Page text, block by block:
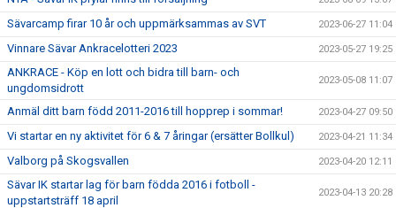
Sävarcamp firar 10 år och uppmärksammas av SVT 2023-06-27 11:04
Vinnare Sävar Ankracelotteri 2023 2023-05-27 19:25
ANKRACE - Köp en lott och bidra till barn- och
ungdomsidrott
2023-05-08 11:07
Anmäl ditt barn född 2011-2016 till hopprep i sommar! 2023-04-27 09:50
Vi startar en ny aktivitet för 6 & 7 åringar (ersätter Bollkul) 2023-04-21 11:34
Valborg på Skogsvallen 2023-04-20 12:11
Sävar IK startar lag för barn födda 2016 i fotboll -
uppstartsträff 18 april
2023-04-13 20:28